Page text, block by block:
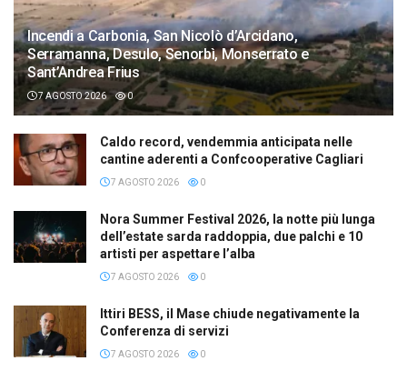
Incendi a Carbonia, San Nicolò d’Arcidano,
Serramanna, Desulo, Senorbì, Monserrato e
Sant’Andrea Frius
7 AGOSTO 2026 0
Caldo record, vendemmia anticipata nelle
cantine aderenti a Confcooperative Cagliari
7 AGOSTO 2026 0
Nora Summer Festival 2026, la notte più lunga
dell’estate sarda raddoppia, due palchi e 10
artisti per aspettare l’alba
7 AGOSTO 2026 0
Ittiri BESS, il Mase chiude negativamente la
Conferenza di servizi
7 AGOSTO 2026 0